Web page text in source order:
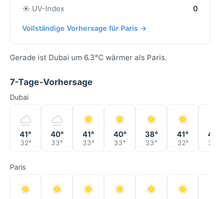
☀️ UV-Index 0
Vollständige Vorhersage für Paris →
Gerade ist Dubai um 6.3°C wärmer als Paris.
7-Tage-Vorhersage
Dubai
41°
32°
40°
33°
41°
33°
40°
33°
38°
33°
41°
32° 33°
Paris